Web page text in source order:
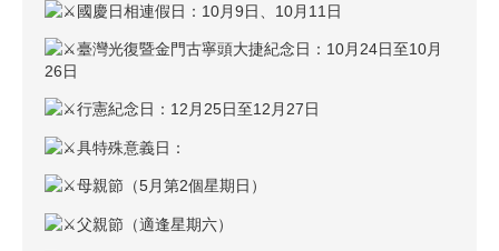
國慶日相連假日：10月9日、10月11日
臺灣光復暨金門古寧頭大捷紀念日：10月24日至10月
26日
行憲紀念日：12月25日至12月27日
具特殊意義日：
母親節（5月第2個星期日）
父親節（適逢星期六）